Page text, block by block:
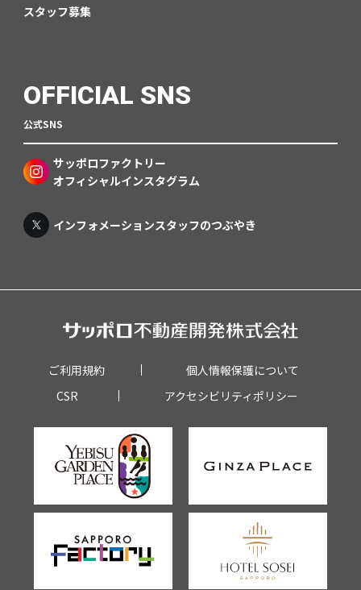
スタッフ募集
OFFICIAL SNS
公式SNS
サッポロファクトリー
オフィシャルインスタグラム
インフォメーションスタッフのつぶやき
ご利用規約
個人情報保護について
CSR
アクセシビリティポリシー